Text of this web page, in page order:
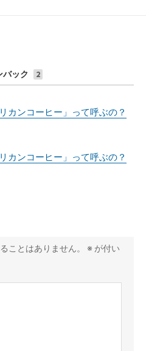
バック 2
カンコーヒー」って呼ぶの？
カンコーヒー」って呼ぶの？
ことはありません。 ※ が付い